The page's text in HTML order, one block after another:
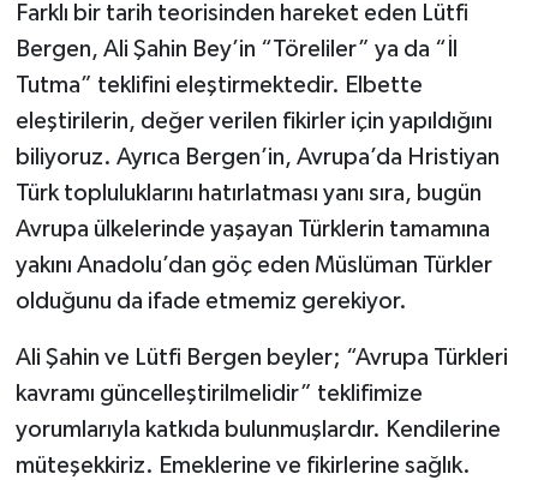
Farklı bir tarih teorisinden hareket eden Lütfi
Bergen, Ali Şahin Bey’in “Töreliler” ya da “İl
Tutma” teklifini eleştirmektedir. Elbette
eleştirilerin, değer verilen fikirler için yapıldığını
biliyoruz. Ayrıca Bergen’in, Avrupa’da Hristiyan
Türk topluluklarını hatırlatması yanı sıra, bugün
Avrupa ülkelerinde yaşayan Türklerin tamamına
yakını Anadolu’dan göç eden Müslüman Türkler
olduğunu da ifade etmemiz gerekiyor.
Ali Şahin ve Lütfi Bergen beyler; “Avrupa Türkleri
kavramı güncelleştirilmelidir” teklifimize
yorumlarıyla katkıda bulunmuşlardır. Kendilerine
müteşekkiriz. Emeklerine ve fikirlerine sağlık.